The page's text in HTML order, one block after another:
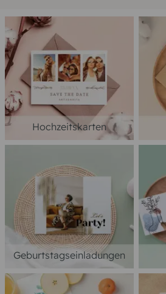
Hochzeitskarten
Geburtstagseinladungen